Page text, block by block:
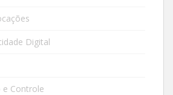
Digital
e Controle